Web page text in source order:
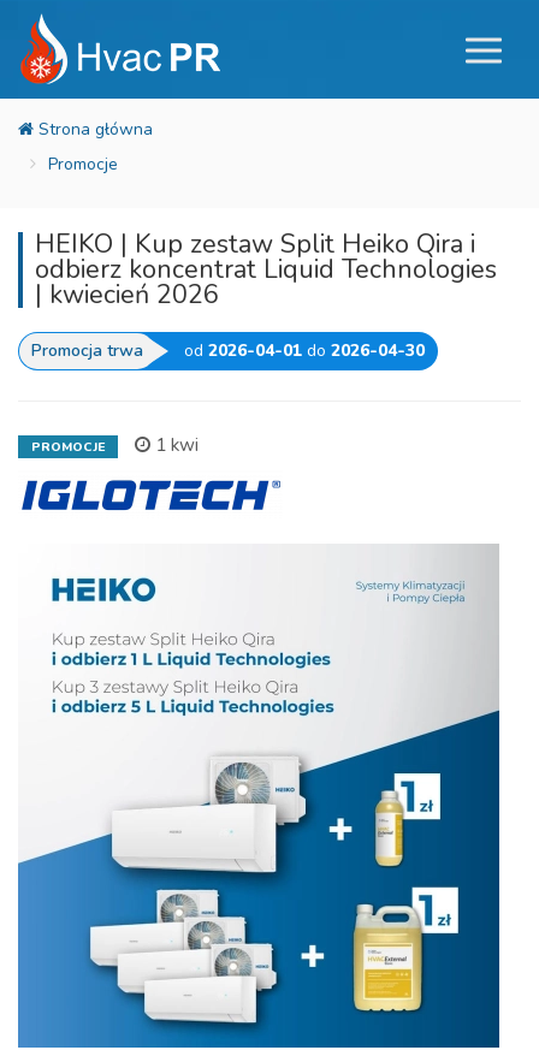
Promocje
HEIKO | Kup zestaw Split Heiko Qira i
odbierz koncentrat Liquid Technologies
| kwiecień 2026
Promocja trwa od 2026-04-01 do 2026-04-30
PROMOCJE 1 kwi